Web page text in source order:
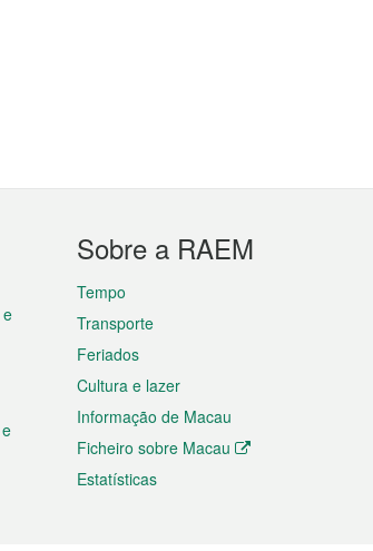
Sobre a RAEM
Tempo
Transporte
Feriados
Cultura e lazer
Informação de Macau
Ficheiro sobre Macau
Estatísticas